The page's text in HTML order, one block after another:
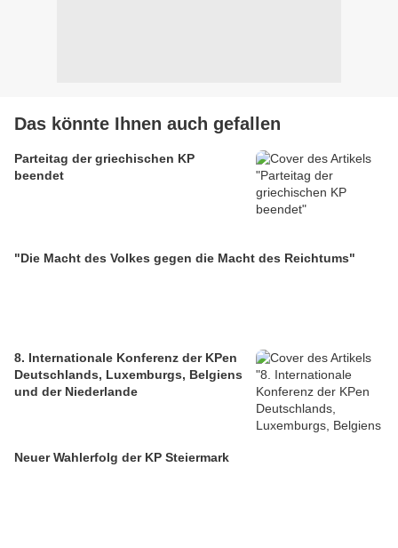
Das könnte Ihnen auch gefallen
Parteitag der griechischen KP
beendet
"Die Macht des Volkes gegen die Macht des Reichtums"
8. Internationale Konferenz der KPen
Deutschlands, Luxemburgs, Belgiens
und der Niederlande
Neuer Wahlerfolg der KP Steiermark